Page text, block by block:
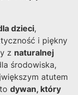
dzieci,
i piękny
z naturalnej
środowiska,
atutem
dywan, który